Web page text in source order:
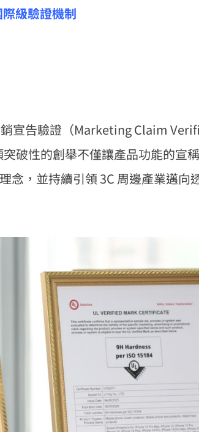
級驗證機制
宣告驗證（Marketing Claim
破性的創舉不僅讓產品功能的宣
念，並持續引領 3C 周邊產業邁向